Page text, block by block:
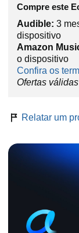
Compre este
Audible: 3
dispositivo
Amazon
o dispositivo
Confira os
Ofertas
Relatar um